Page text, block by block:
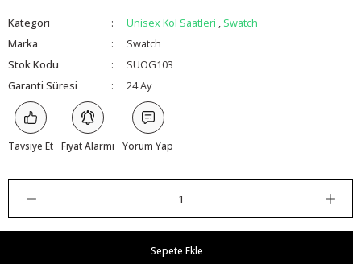
Kategori Unisex Kol Saatleri , Swatch
Marka
Swatch
Stok Kodu
SUOG103
Garanti Süresi
24 Ay
Tavsiye Et Fiyat Alarmı Yorum Yap
Sepete Ekle